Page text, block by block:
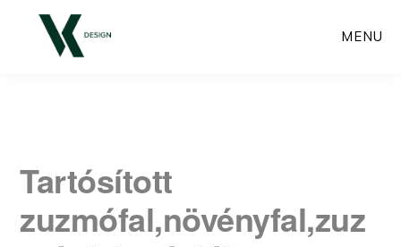
MENU
Tartósított
zuzmófal,növényfal,zuz